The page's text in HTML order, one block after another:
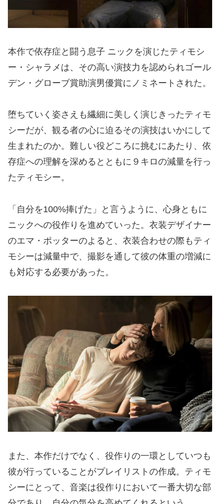
本作で依存症と闘う息子 ニックを演じたティモシ
ー・シャラメは、その高い演技力を認められゴール
デン・グローブ賞助演男優賞にノミネートされた。
堕ちていく姿さえも繊細に美しく演じきったティモ
シーだが、観る者の心に迫るその演技はいかにして
生まれたのか。難しい役どころに挑むにあたり、依
存症への理解を深めるとともに９キロの減量を行っ
たティモシー。
「自分を100%捧げた」と言うように、心身ともに
ニックへの役作りを進めていった。衣装デザイナー
のエマ・ポッターのよると、衣装合わせの際もティ
モシーは減量中で、撮影を通して彼の体重の増減に
も対応する必要があった。
また、本作だけでなく、役作りの一環としていつも
彼が行っていることがプレイリストの作成。ティモ
シーにとって、音楽は役作りにおいて一番大切な部